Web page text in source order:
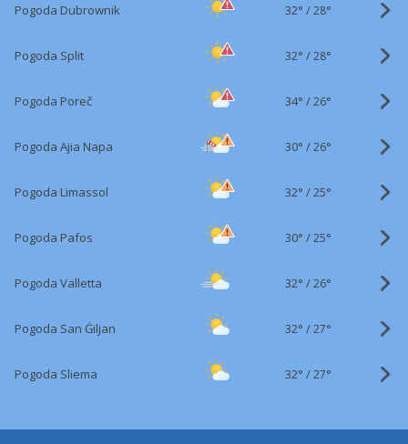
Pogoda Dubrownik 32° /28°
Pogoda Split 32° /28°
Pogoda Poreč 34° /26°
Pogoda Ajia Napa 30° /26°
Pogoda Limassol 32° /25°
Pogoda Pafos 30° /25°
Pogoda Valletta 32° /26°
Pogoda San Ġiljan 32° /27°
Pogoda Sliema 32° /27°